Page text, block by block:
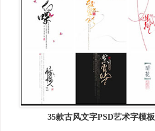
35款古风文字PSD艺术字模板